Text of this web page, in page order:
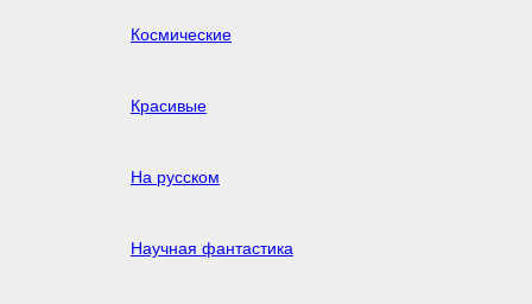
Космические
Красивые
На русском
Научная фантастика